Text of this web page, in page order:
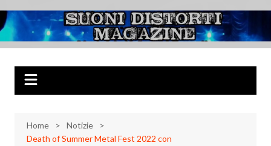
al
contenuto
Suoni Distorti
Magazine
Musica Rock, Metal, Punk e varie sonorità alternative
Home
Notizie
Death of Summer Metal Fest 2022 con